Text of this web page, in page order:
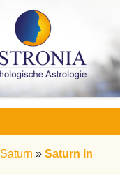
Saturn » Saturn in